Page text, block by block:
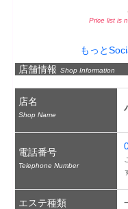
Price list is
もっと
店舗情報 Shop Information
店名
Shop Name
電話番号
Telephone Number
エステ種類